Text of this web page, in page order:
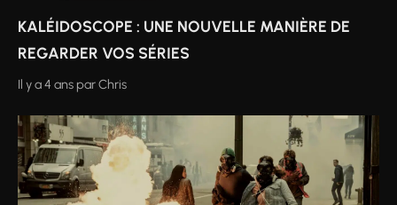
KALÉIDOSCOPE : UNE NOUVELLE MANIÈRE DE
REGARDER VOS SÉRIES
Il y a 4 ans parChris